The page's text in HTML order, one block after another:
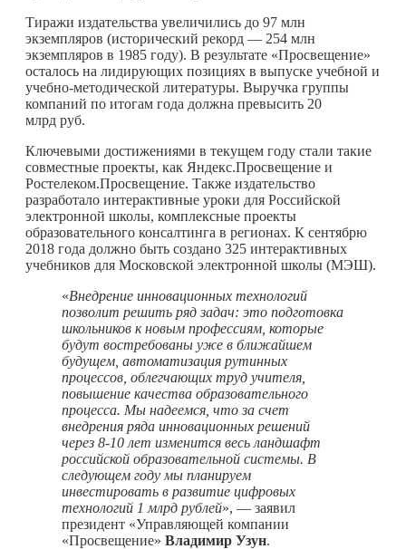
Тиражи издательства увеличились до 97 млн
экземпляров (исторический рекорд — 254 млн
экземпляров в 1985 году). В результате «Просвещение»
осталось на лидирующих позициях в выпуске учебной и
учебно-методической литературы. Выручка группы
компаний по итогам года должна превысить 20
млрд руб.
Ключевыми достижениями в текущем году стали такие
совместные проекты, как Яндекс.Просвещение и
Ростелеком.Просвещение. Также издательство
разработало интерактивные уроки для Российской
электронной школы, комплексные проекты
образовательного консалтинга в регионах. К сентябрю
2018 года должно быть создано 325 интерактивных
учебников для Московской электронной школы (МЭШ).
«Внедрение инновационных технологий
позволит решить ряд задач: это подготовка
школьников к новым профессиям, которые
будут востребованы уже в ближайшем
будущем, автоматизация рутинных
процессов, облегчающих труд учителя,
повышение качества образовательного
процесса. Мы надеемся, что за счет
внедрения ряда инновационных решений
через 8-10 лет изменится весь ландшафт
российской образовательной системы. В
следующем году мы планируем
инвестировать в развитие цифровых
технологий 1 млрд рублей», — заявил
президент «Управляющей компании
«Просвещение» Владимир Узун.